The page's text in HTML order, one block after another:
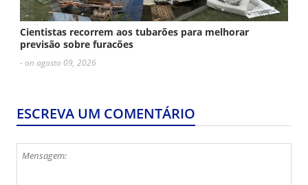
Cientistas recorrem aos tubarões para melhorar
previsão sobre furacões
- on agosto 09, 2026
ESCREVA UM COMENTÁRIO